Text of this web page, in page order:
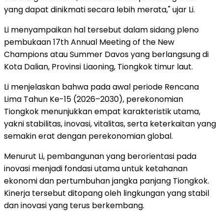
yang dapat dinikmati secara lebih merata," ujar Li.
Li menyampaikan hal tersebut dalam sidang pleno
pembukaan 17th Annual Meeting of the New
Champions atau Summer Davos yang berlangsung di
Kota Dalian, Provinsi Liaoning, Tiongkok timur laut.
Li menjelaskan bahwa pada awal periode Rencana
Lima Tahun Ke-15 (2026–2030), perekonomian
Tiongkok menunjukkan empat karakteristik utama,
yakni stabilitas, inovasi, vitalitas, serta keterkaitan yang
semakin erat dengan perekonomian global.
Menurut Li, pembangunan yang berorientasi pada
inovasi menjadi fondasi utama untuk ketahanan
ekonomi dan pertumbuhan jangka panjang Tiongkok.
Kinerja tersebut ditopang oleh lingkungan yang stabil
dan inovasi yang terus berkembang.